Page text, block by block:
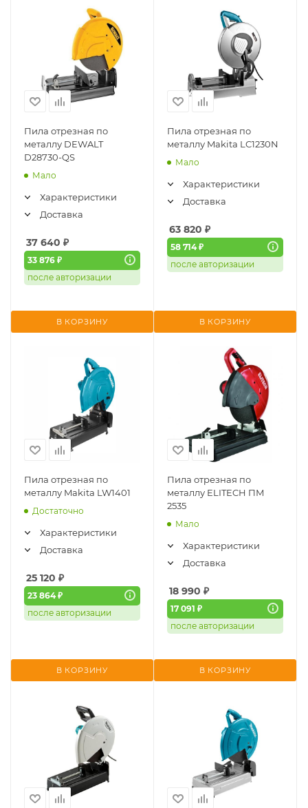
Пила отрезная по
металлу DEWALT
D28730-QS
Мало
Характеристики
Доставка
37 640 ₽
33 876 ₽
после авторизации
В КОРЗИНУ
Пила отрезная по
металлу Makita LC1230N
Мало
Характеристики
Доставка
63 820 ₽
58 714 ₽
после авторизации
В КОРЗИНУ
Пила отрезная по
металлу Makita LW1401
Достаточно
Характеристики
Доставка
25 120 ₽
23 864 ₽
после авторизации
В КОРЗИНУ
Пила отрезная по
металлу ELITECH ПМ
2535
Мало
Характеристики
Доставка
18 990 ₽
17 091 ₽
после авторизации
В КОРЗИНУ